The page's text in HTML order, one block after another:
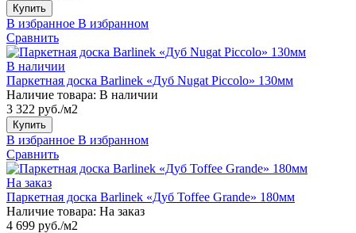
Купить
В избранное В избранном
Сравнить
В наличии
Паркетная доска Barlinek «Дуб Nugat Piccolo» 130мм
Наличие товара: В наличии
3 322 руб./м2
Купить
В избранное В избранном
Сравнить
На заказ
Паркетная доска Barlinek «Дуб Toffee Grande» 180мм
Наличие товара: На заказ
4 699 руб./м2